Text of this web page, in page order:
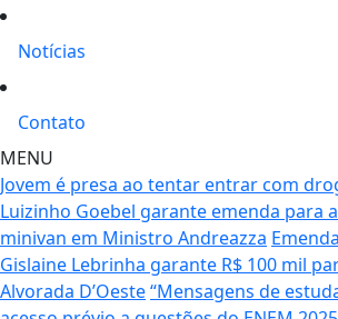
Notícias
Contato
MENU
Jovem é presa ao tentar entrar com
Luizinho Goebel garante emenda para
minivan em Ministro Andreazza
Gislaine Lebrinha garante R$ 100 mil
Alvorada D’Oeste“Mensagens de